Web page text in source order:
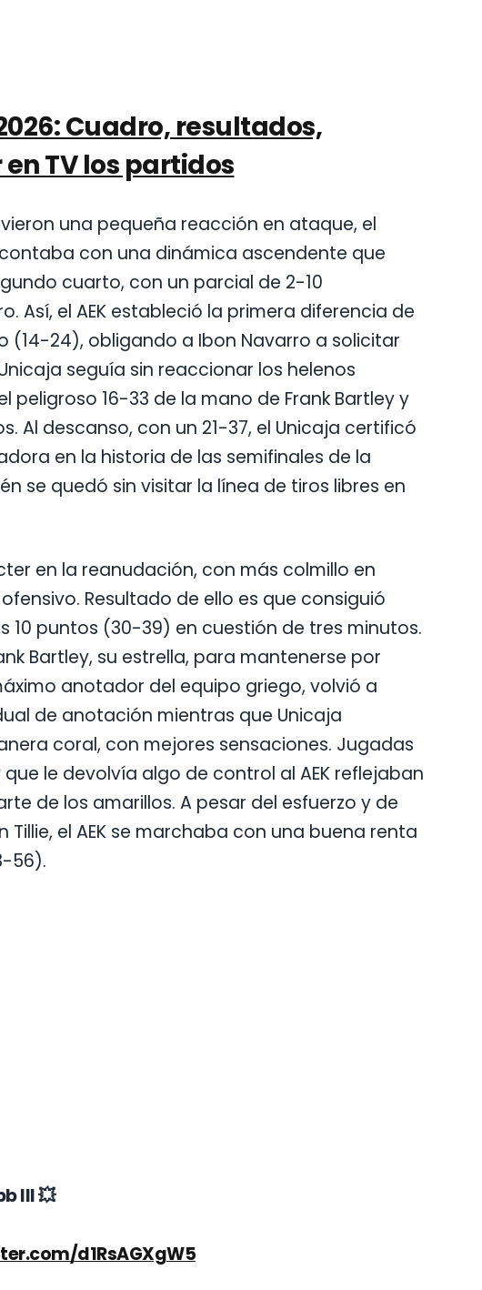
Cuadro, resultados,
TV los partidos
una pequeña reacción en ataque, el
con una dinámica ascendente que
cuarto, con un parcial de 2-10
Así, el AEK estableció la primera diferencia de
(14-24), obligando a Ibon Navarro a solicitar
seguía sin reaccionar los helenos
16-33 de la mano de Frank Bartley y
Al descanso, con un 21-37, el Unicaja certificó
en la historia de las semifinales de la
se quedó sin visitar la línea de tiros libres en
en la reanudación, con más colmillo en
Resultado de ello es que consiguió
10 puntos (30-39) en cuestión de tres minutos.
Bartley, su estrella, para mantenerse por
anotador del equipo griego, volvió a
de anotación mientras que Unicaja
coral, con mejores sensaciones. Jugadas
le devolvía algo de control al AEK reflejaban
de los amarillos. A pesar del esfuerzo y de
Tillie, el AEK se marchaba con una buena renta
56).
III 💥
d1RsAGXgW5